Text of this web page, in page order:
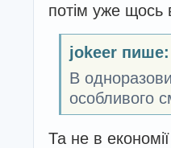
потім уже щось
jokeer пише:
В
особливого
Та не в